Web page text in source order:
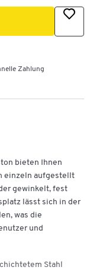
Zahlung
bieten Ihnen
einzeln aufgestellt
gewinkelt, fest
lässt sich in der
was die
und
Stahl